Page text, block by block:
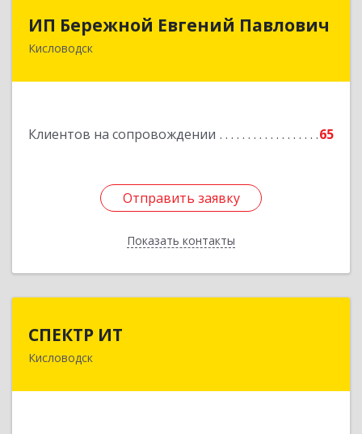
ИП Бережной Евгений Павлович
Кисловодск
Клиентов на сопровождении 65
Отправить заявку
Показать контакты
ИП Бережной Евгений Павлович
357748, Ставропольский край, Кисловодск г,
Отправить заявку
Назад
СПЕКТР ИТ
Кисловодск
357736, Ставропольский край, Кисловодск г,